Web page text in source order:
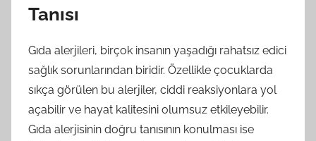
Tanısı
Gıda alerjileri, birçok insanın yaşadığı rahatsız edici
sağlık sorunlarından biridir. Özellikle çocuklarda
sıkça görülen bu alerjiler, ciddi reaksiyonlara yol
açabilir ve hayat kalitesini olumsuz etkileyebilir.
Gıda alerjisinin doğru tanısının konulması ise